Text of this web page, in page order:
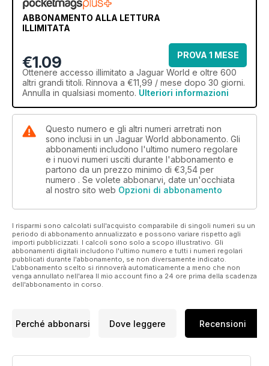
ABBONAMENTO ALLA LETTURA
ILLIMITATA
€1.09
PROVA 1 MESE
Ottenere accesso illimitato a Jaguar World e oltre 600
altri grandi titoli. Rinnova a €11,99 / mese dopo 30 giorni.
Annulla in qualsiasi momento. Ulteriori informazioni
Questo numero e gli altri numeri arretrati non
sono inclusi in un Jaguar World abbonamento. Gli
abbonamenti includono l'ultimo numero regolare
e i nuovi numeri usciti durante l'abbonamento e
partono da un prezzo minimo di €3,54 per
numero . Se volete abbonarvi, date un'occhiata
al nostro sito web Opzioni di abbonamento
I risparmi sono calcolati sull'acquisto comparabile di singoli numeri su un
periodo di abbonamento annualizzato e possono variare rispetto agli
importi pubblicizzati. I calcoli sono solo a scopo illustrativo. Gli
abbonamenti digitali includono l'ultimo numero e tutti i numeri regolari
pubblicati durante l'abbonamento, se non diversamente indicato.
L'abbonamento scelto si rinnoverà automaticamente a meno che non
venga annullato nell'area Il mio account fino a 24 ore prima della scadenza
dell'abbonamento in corso.
Perché abbonarsi Dove leggere Recensioni